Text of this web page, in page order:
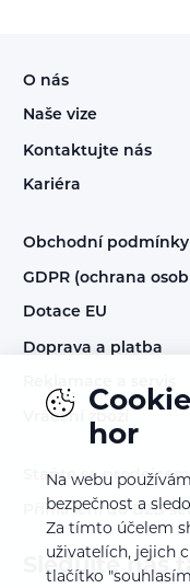
O nás
Naše vize
Kontaktujte nás
Kariéra
Obchodní podmínky
GDPR (ochrana
Dotace EU
Doprava a platba
Reklamace a servis
Vrácení zboží
Staňte se
Přihlášení do B2B
Sledujte nás
hor
Na webu
bezpečnost a
Za tímto účelem
uživatelích, jejich
tlačítko